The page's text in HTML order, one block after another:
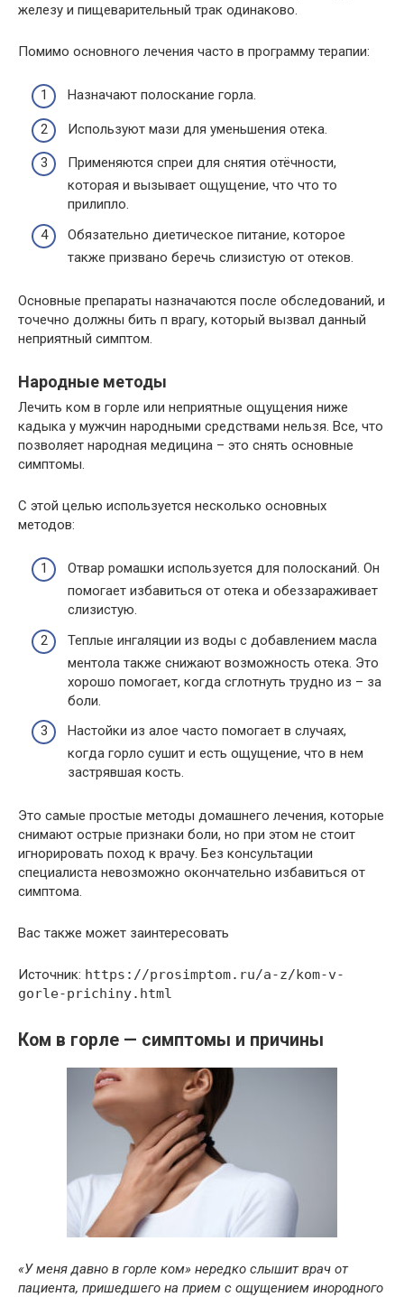
железу и пищеварительный трак одинаково.
Помимо основного лечения часто в программу терапии:
Назначают полоскание горла.
Используют мази для уменьшения отека.
Применяются спреи для снятия отёчности,
которая и вызывает ощущение, что что то
прилипло.
Обязательно диетическое питание, которое
также призвано беречь слизистую от отеков.
Основные препараты назначаются после обследований, и
точечно должны бить п врагу, который вызвал данный
неприятный симптом.
Народные методы
Лечить ком в горле или неприятные ощущения ниже
кадыка у мужчин народными средствами нельзя. Все, что
позволяет народная медицина – это снять основные
симптомы.
С этой целью используется несколько основных
методов:
Отвар ромашки используется для полосканий. Он
помогает избавиться от отека и обеззараживает
слизистую.
Теплые ингаляции из воды с добавлением масла
ментола также снижают возможность отека. Это
хорошо помогает, когда сглотнуть трудно из – за
боли.
Настойки из алое часто помогает в случаях,
когда горло сушит и есть ощущение, что в нем
застрявшая кость.
Это самые простые методы домашнего лечения, которые
снимают острые признаки боли, но при этом не стоит
игнорировать поход к врачу. Без консультации
специалиста невозможно окончательно избавиться от
симптома.
Вас также может заинтересовать
Источник: https://prosimptom.ru/a-z/kom-v-
gorle-prichiny.html
Ком в горле — симптомы и причины
«У меня давно в горле ком» нередко слышит врач от
пациента, пришедшего на прием с ощущением инородного